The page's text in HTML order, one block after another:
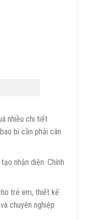
nhiều chi tiết
bì cần phải cân
nhận diện. Chính
trẻ em, thiết kế
chuyên nghiệp